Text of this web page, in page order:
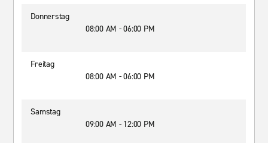
Donnerstag
08:00 AM - 06:00 PM
Freitag
08:00 AM - 06:00 PM
Samstag
09:00 AM - 12:00 PM